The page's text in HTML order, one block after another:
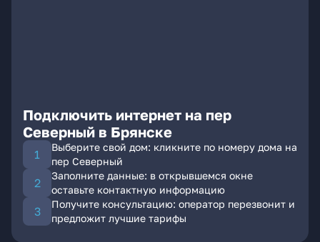
Подключить интернет на пер
Северный в Брянске
Выберите свой дом: кликните по номеру дома на
пер Северный
Заполните данные: в открывшемся окне
оставьте контактную информацию
Получите консультацию: оператор перезвонит и
предложит лучшие тарифы